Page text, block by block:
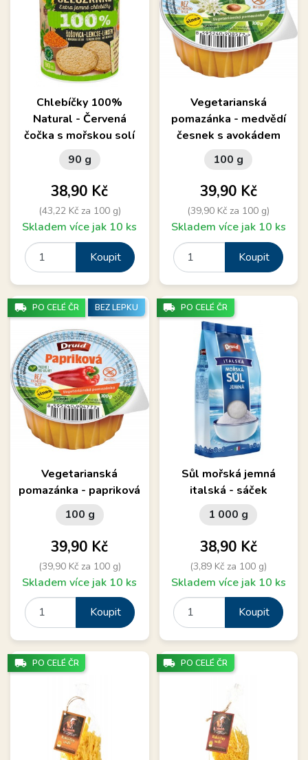
Chlebíčky 100%
Natural - Červená
čočka s mořskou solí
90 g
Cena
38,90 Kč
(43,22 Kč za 100 g)
Skladem více jak 10 ks
Koupit
Vegetarianská
pomazánka - medvědí
česnek s avokádem
100 g
Cena
39,90 Kč
(39,90 Kč za 100 g)
Skladem více jak 10 ks
Koupit
Vegetarianská
pomazánka - papriková
100 g
Cena
39,90 Kč
(39,90 Kč za 100 g)
Skladem více jak 10 ks
Koupit
local_shipping PO CELÉ ČR BEZ LEPKU
Sůl mořská jemná
italská - sáček
1 000 g
Cena
38,90 Kč
(3,89 Kč za 100 g)
Skladem více jak 10 ks
Koupit
local_shipping PO CELÉ ČR
local_shipping PO CELÉ ČR local_shipping PO CELÉ ČR